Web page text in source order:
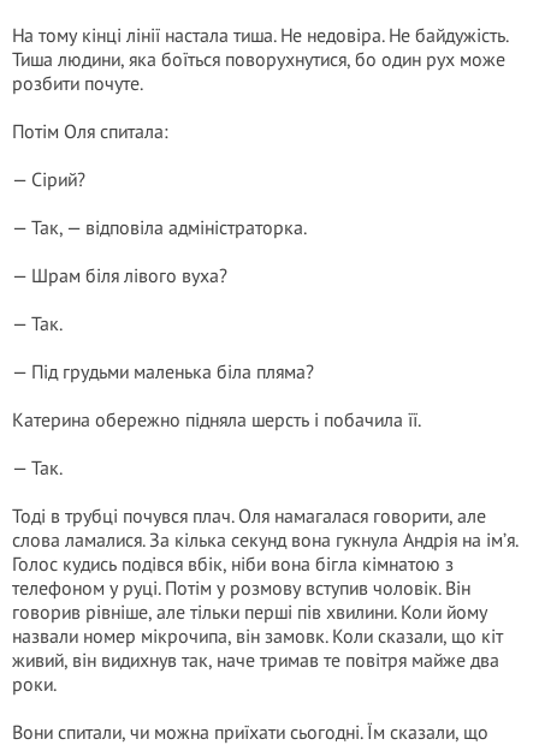
На тому кінці лінії настала тиша. Не недовіра. Не байдужість.
Тиша людини, яка боїться поворухнутися, бо один рух може
розбити почуте.
Потім Оля спитала:
— Сірий?
— Так, — відповіла адміністраторка.
— Шрам біля лівого вуха?
— Так.
— Під грудьми маленька біла пляма?
Катерина обережно підняла шерсть і побачила її.
— Так.
Тоді в трубці почувся плач. Оля намагалася говорити, але
слова ламалися. За кілька секунд вона гукнула Андрія на ім’я.
Голос кудись подівся вбік, ніби вона бігла кімнатою з
телефоном у руці. Потім у розмову вступив чоловік. Він
говорив рівніше, але тільки перші пів хвилини. Коли йому
назвали номер мікрочипа, він замовк. Коли сказали, що кіт
живий, він видихнув так, наче тримав те повітря майже два
роки.
Вони спитали, чи можна приїхати сьогодні. Їм сказали, що